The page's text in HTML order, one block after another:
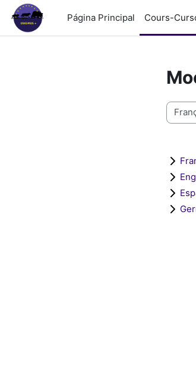
Salta al contenido principal
Página Principal
Cours-